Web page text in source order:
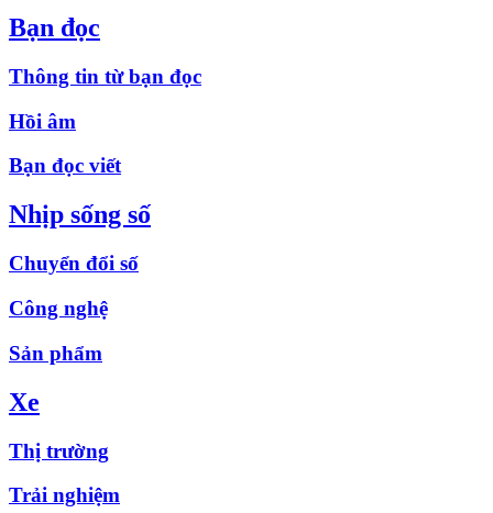
Bạn đọc
Thông tin từ bạn đọc
Hồi âm
Bạn đọc viết
Nhịp sống số
Chuyển đổi số
Công nghệ
Sản phẩm
Xe
Thị trường
Trải nghiệm